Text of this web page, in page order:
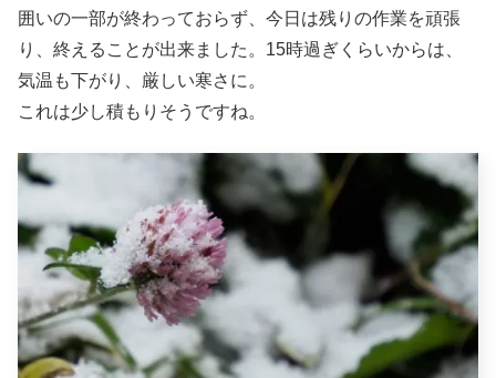
囲いの一部が終わっておらず、今日は残りの作業を頑張
り、終えることが出来ました。15時過ぎくらいからは、
気温も下がり、厳しい寒さに。
これは少し積もりそうですね。